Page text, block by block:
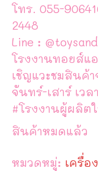
โทร. 055-
2448
Line :
โรงงานทอยส์
เชิญแวะชมสินค้
จันทร์-เสาร์ เว
#โรงงานผู้ผลิต
สินค้าหมดแล้ว
หมวดหมู่: เครื่อ